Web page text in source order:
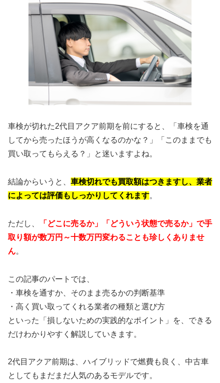
車検が切れた2代目アクア前期を前にすると、「車検を通
してから売ったほうが高くなるのかな？」「このままでも
買い取ってもらえる？」と迷いますよね。
結論からいうと、 車検切れでも買取額はつきますし、業者
によっては評価もしっかりしてくれます。
ただし、
「どこに売るか」「どういう状態で売るか」で手
取り額が数万円～十数万円変わることも珍しくありませ
ん。
この記事のパートでは、
・車検を通すか、そのまま売るかの判断基準
・高く買い取ってくれる業者の種類と選び方
といった「損しないための実践的なポイント」を、できる
だけわかりやすく解説していきます。
2代目アクア前期は、ハイブリッドで燃費も良く、中古車
としてもまだまだ人気のあるモデルです。